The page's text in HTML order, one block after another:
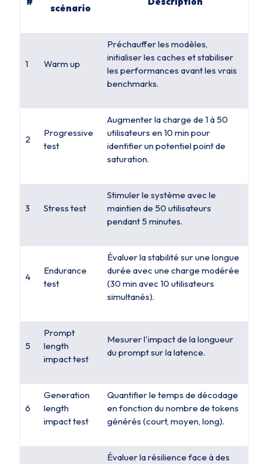
scénario
1 Warm up
Préchauffer les modèles,
initialiser les caches et stabiliser
les performances avant les vrais
benchmarks.
2
Progressive
test
Augmenter la charge de 1 à 50
utilisateurs en 10 min pour
identifier un potentiel point de
saturation.
3 Stress test
Stimuler le système avec le
maintien de 50 utilisateurs
pendant 5 minutes.
4
Endurance
test
Évaluer la stabilité sur une longue
durée avec une charge modérée
(30 min avec 10 utilisateurs
simultanés).
5
Prompt
length
impact test
Mesurer l'impact de la longueur
du prompt sur la latence.
6
Generation
length
impact test
Quantifier le temps de décodage
en fonction du nombre de tokens
générés (court, moyen, long).
Évaluer la résilience face à des